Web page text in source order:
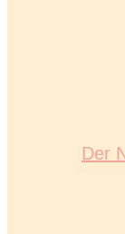
Der